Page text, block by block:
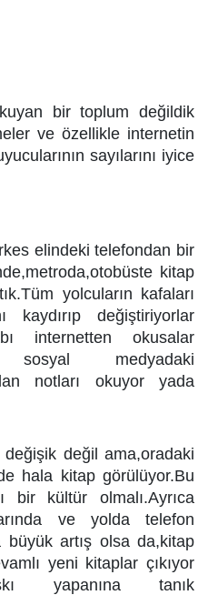
bir toplum değildik
ve özellikle internetin
sayılarını iyice
elindeki telefondan bir
kitap
yolcuların kafaları
kaydırıp değiştiriyorlar
internetten okusalar
medyadaki
notları okuyor yada
değil ama,oradaki
hala kitap görülüyor.Bu
kültür olmalı.Ayrıca
ve yolda telefon
büyük artış olsa da,kitap
yeni kitaplar çıkıyor
yapanına tanık